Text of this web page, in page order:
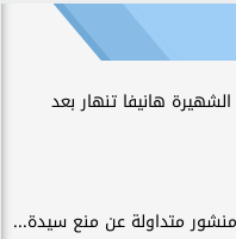
هانيفا تنهار بعد
متداولة عن منع سيدة...